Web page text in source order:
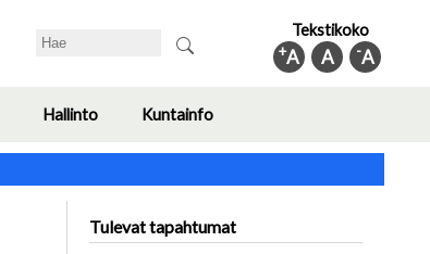
Search Tekstikoko
-A
A
+A
Toggle
Hallinto
Toggle
Kuntainfo
Tulevat tapahtumat